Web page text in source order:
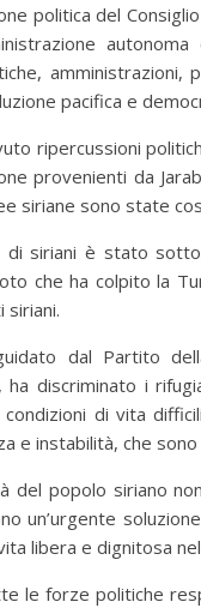
politica del
pacifica e
ripercussioni
provenienti da
siriane sono state
di siriani è stato
che ha colpito la
siriani.
dal Partito
ha discriminato i
di vita
e instabilità, che
del popolo siriano
un’urgente
libera e dignitosa
le forze politiche